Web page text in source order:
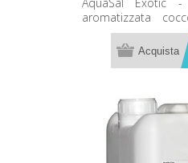
vaniglia 1 lt
aromatizzata
71501001